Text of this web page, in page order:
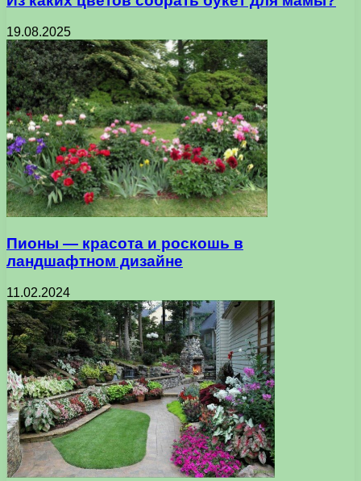
19.08.2025
Пионы — красота и роскошь в
ландшафтном дизайне
11.02.2024